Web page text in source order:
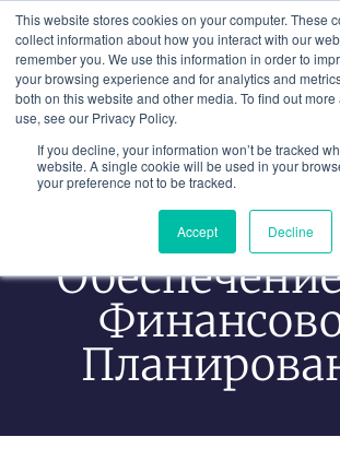
This website stores cookies on your computer. These
collect information about how you interact with our
remember you. We use this information in order to
your browsing experience and for analytics and
both on this website and other media. To find out
use, see our Privacy Policy.
If you decline, your information won’t be tracked
website. A single cookie will be used in your
your preference not to be tracked.
Accept Decline
содержимому